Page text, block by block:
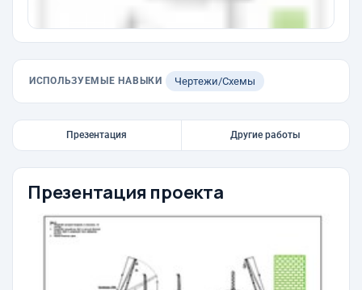
ИСПОЛЬЗУЕМЫЕ НАВЫКИ Чертежи/Схемы
Презентация Другие работы
Презентация проекта